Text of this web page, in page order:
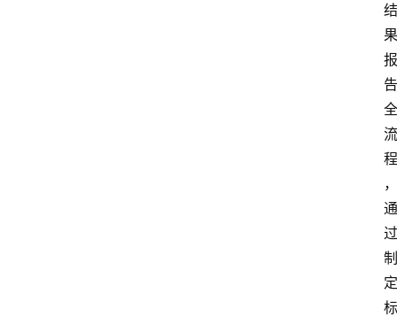
结
果
报
告
全
流
程
，
通
过
制
定
标